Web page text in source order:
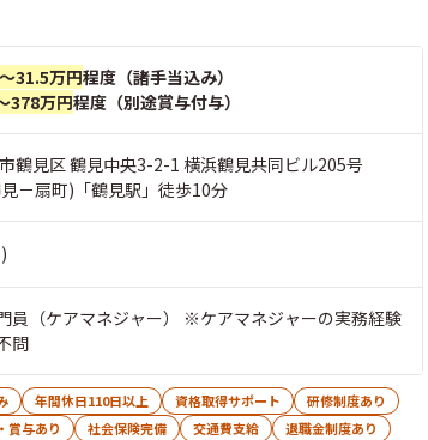
31.5万円程度（諸手当込み）
378万円程度（別途賞与付与）
鶴見区 鶴見中央3-2-1 横浜鶴見共同ビル205号
－扇町)「鶴見駅」徒歩10分
員（ケアマネジャー） ※ケアマネジャーの実務経験
問
年間休日110日以上 資格取得サポート
研修制度あり
賞与あり 社会保険完備 交通費支給 退職金制度あり